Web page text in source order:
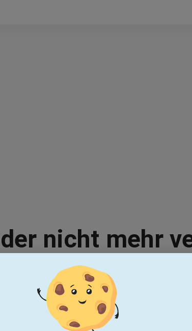
nicht mehr
passt einer dieser Jobs: